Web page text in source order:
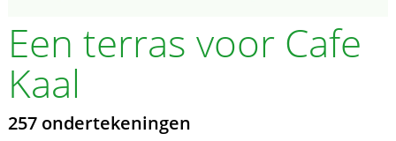
Een terras voor Cafe
Kaal
257 ondertekeningen